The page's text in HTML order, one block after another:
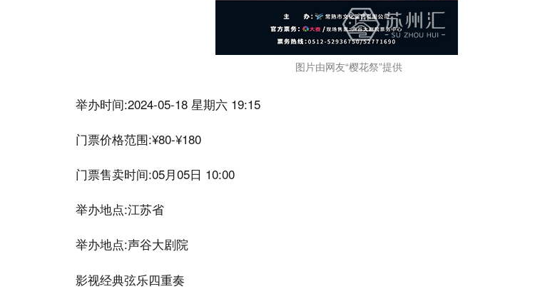
图片由网友“樱花祭”提供
举办时间:2024-05-18 星期六 19:15
门票价格范围:¥80-¥180
门票售卖时间:05月05日 10:00
举办地点:江苏省
举办地点:声谷大剧院
影视经典弦乐四重奏